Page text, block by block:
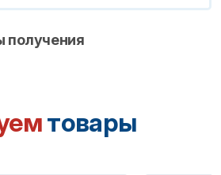
получения
товары